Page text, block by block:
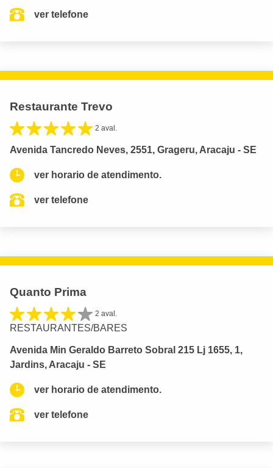
ver telefone
Restaurante Trevo
2 aval.
Avenida Tancredo Neves, 2551, Grageru, Aracaju - SE
ver horario de atendimento.
ver telefone
Quanto Prima
2 aval.
RESTAURANTES/BARES
Avenida Min Geraldo Barreto Sobral 215 Lj 1655, 1,
Jardins, Aracaju - SE
ver horario de atendimento.
ver telefone